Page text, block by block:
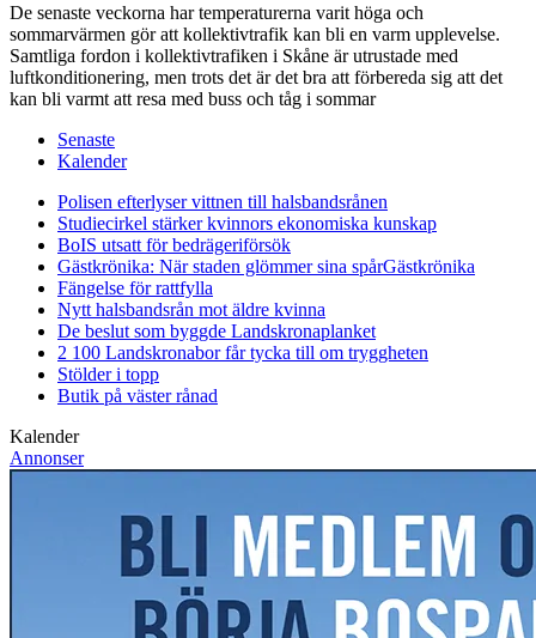
De senaste veckorna har temperaturerna varit höga och
sommarvärmen gör att kollektivtrafik kan bli en varm upplevelse.
Samtliga fordon i kollektivtrafiken i Skåne är utrustade med
luftkonditionering, men trots det är det bra att förbereda sig att det
kan bli varmt att resa med buss och tåg i sommar
Senaste
Kalender
Polisen efterlyser vittnen till halsbandsrånen
Studiecirkel stärker kvinnors ekonomiska kunskap
BoIS utsatt för bedrägeriförsök
Gästkrönika: När staden glömmer sina spårGästkrönika
Fängelse för rattfylla
Nytt halsbandsrån mot äldre kvinna
De beslut som byggde Landskronaplanket
2 100 Landskronabor får tycka till om tryggheten
Stölder i topp
Butik på väster rånad
Kalender
Annonser